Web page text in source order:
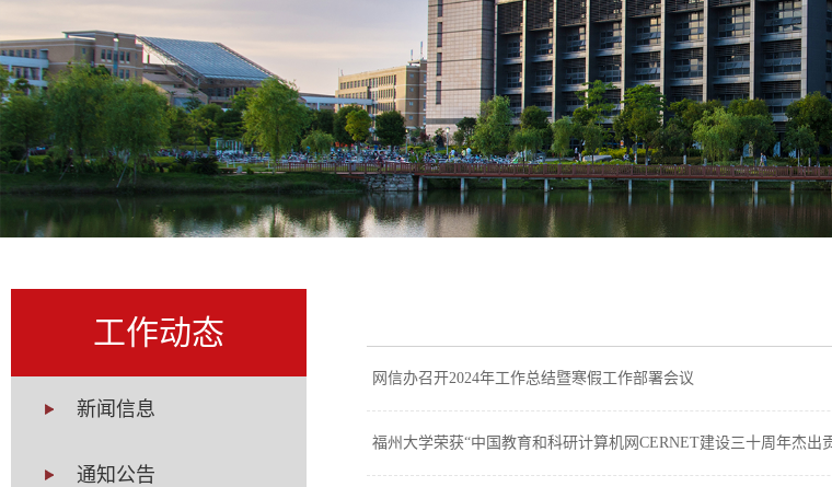
工作动态
新闻信息
通知公告
网信办召开2024年工作总结暨寒假工作部署会议
福州大学荣获“中国教育和科研计算机网CERNET建设三十周年杰出